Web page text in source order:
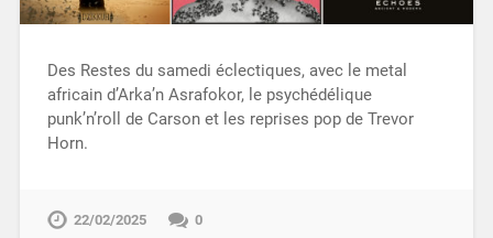
Des Restes du samedi éclectiques, avec le metal
africain d’Arka’n Asrafokor, le psychédélique
punk’n’roll de Carson et les reprises pop de Trevor
Horn.
22/02/2025 0